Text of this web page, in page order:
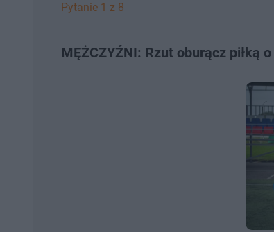
Pytanie 1 z 8
MĘŻCZYŹNI: Rzut oburącz piłką